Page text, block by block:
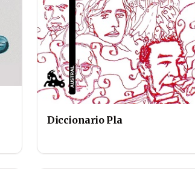
Diccionario Pla